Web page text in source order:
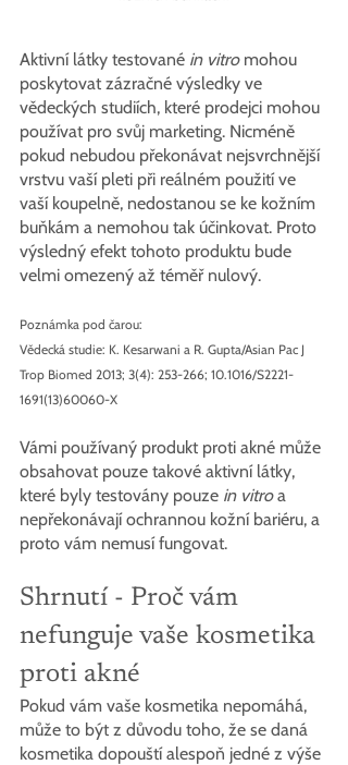
Aktivní látky testované in vitro mohou
poskytovat zázračné výsledky ve
vědeckých studiích, které prodejci mohou
používat pro svůj marketing. Nicméně
pokud nebudou překonávat nejsvrchnější
vrstvu vaší pleti při reálném použití ve
vaší koupelně, nedostanou se ke kožním
buňkám a nemohou tak účinkovat. Proto
výsledný efekt tohoto produktu bude
velmi omezený až téměř nulový.
Poznámka pod čarou:
Vědecká studie: K. Kesarwani a R. Gupta/Asian Pac J
Trop Biomed 2013; 3(4): 253-266; 10.1016/S2221-
1691(13)60060-X
Vámi používaný produkt proti akné může
obsahovat pouze takové aktivní látky,
které byly testovány pouze in vitro a
nepřekonávají ochrannou kožní bariéru, a
proto vám nemusí fungovat.
Shrnutí - Proč vám
nefunguje vaše kosmetika
proti akné
Pokud vám vaše kosmetika nepomáhá,
může to být z důvodu toho, že se daná
kosmetika dopouští alespoň jedné z výše